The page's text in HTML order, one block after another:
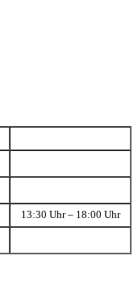
13:30 Uhr – 18:00 Uhr